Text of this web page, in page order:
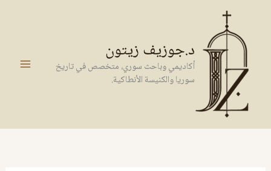
المحتوى
د.جوزيف زيتون
أكاديمي وباحث سوري، متخصص في تاريخ
سوريا والكنيسة الأنطاكية.